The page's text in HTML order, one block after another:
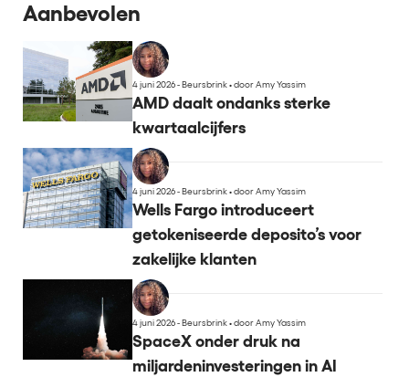
Aanbevolen
4 juni 2026 - Beursbrink•door Amy Yassim
AMD daalt ondanks sterke
kwartaalcijfers
4 juni 2026 - Beursbrink•door Amy Yassim
Wells Fargo introduceert
getokeniseerde deposito’s voor
zakelijke klanten
4 juni 2026 - Beursbrink•door Amy Yassim
SpaceX onder druk na
miljardeninvesteringen in AI